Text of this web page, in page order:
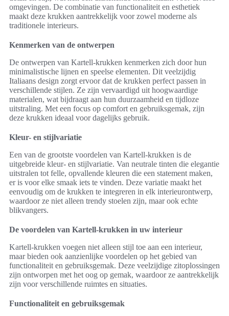
omgevingen. De combinatie van functionaliteit en esthetiek
maakt deze krukken aantrekkelijk voor zowel moderne als
traditionele interieurs.
Kenmerken van de ontwerpen
De ontwerpen van Kartell-krukken kenmerken zich door hun
minimalistische lijnen en speelse elementen. Dit veelzijdig
Italiaans design zorgt ervoor dat de krukken perfect passen in
verschillende stijlen. Ze zijn vervaardigd uit hoogwaardige
materialen, wat bijdraagt aan hun duurzaamheid en tijdloze
uitstraling. Met een focus op comfort en gebruiksgemak, zijn
deze krukken ideaal voor dagelijks gebruik.
Kleur- en stijlvariatie
Een van de grootste voordelen van Kartell-krukken is de
uitgebreide kleur- en stijlvariatie. Van neutrale tinten die elegantie
uitstralen tot felle, opvallende kleuren die een statement maken,
er is voor elke smaak iets te vinden. Deze variatie maakt het
eenvoudig om de krukken te integreren in elk interieurontwerp,
waardoor ze niet alleen trendy stoelen zijn, maar ook echte
blikvangers.
De voordelen van Kartell-krukken in uw interieur
Kartell-krukken voegen niet alleen stijl toe aan een interieur,
maar bieden ook aanzienlijke voordelen op het gebied van
functionaliteit en gebruiksgemak. Deze veelzijdige zitoplossingen
zijn ontworpen met het oog op gemak, waardoor ze aantrekkelijk
zijn voor verschillende ruimtes en situaties.
Functionaliteit en gebruiksgemak